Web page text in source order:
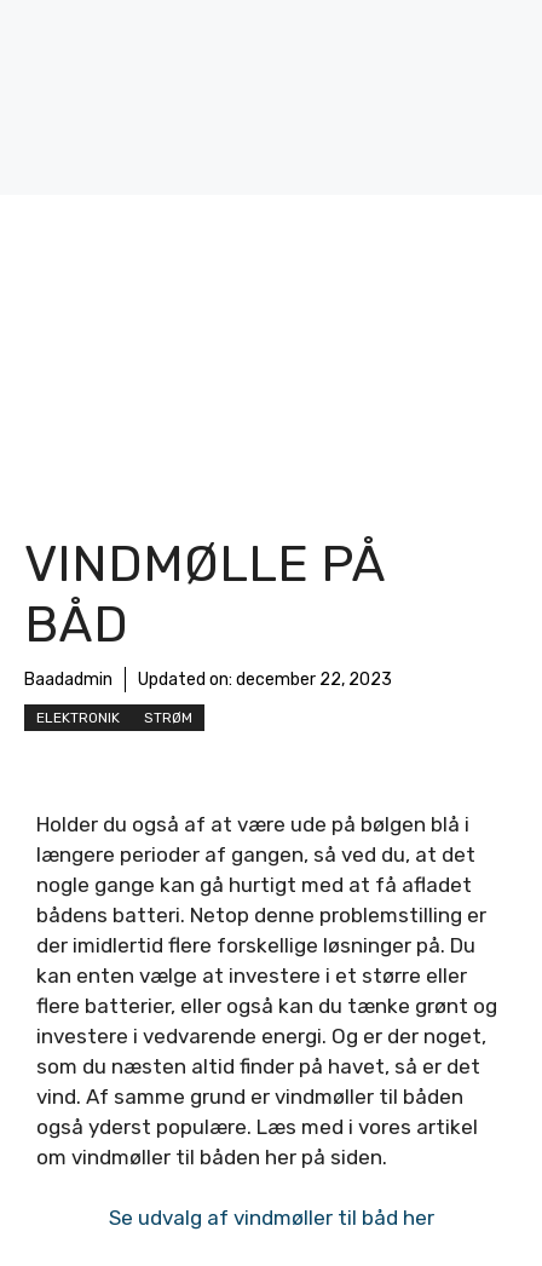
VINDMØLLE PÅ
BÅD
Baadadmin Updated on: december 22, 2023
ELEKTRONIK STRØM
Holder du også af at være ude på bølgen blå i
længere perioder af gangen, så ved du, at det
nogle gange kan gå hurtigt med at få afladet
bådens batteri. Netop denne problemstilling er
der imidlertid flere forskellige løsninger på. Du
kan enten vælge at investere i et større eller
flere batterier, eller også kan du tænke grønt og
investere i vedvarende energi. Og er der noget,
som du næsten altid finder på havet, så er det
vind. Af samme grund er vindmøller til båden
også yderst populære. Læs med i vores artikel
om vindmøller til båden her på siden.
Se udvalg af vindmøller til båd her